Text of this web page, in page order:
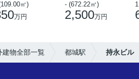
㎡)
万円
- (672.22㎡)
2,500万円
建物全部一覧 都城駅 持永ビル